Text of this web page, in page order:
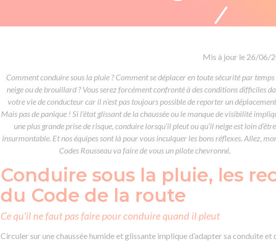
Voir tous les supports
Devenir enseignant de la conduite
Mis à jour le 26/06/
Comment conduire sous la pluie ? Comment se déplacer en toute sécurité par temps
neige ou de brouillard ? Vous serez forcément confronté à des conditions difficiles
votre vie de conducteur car il n’est pas toujours possible de reporter un
Mais pas de panique ! Si l’état glissant de la chaussée ou le manque de visibilité
une plus grande prise de risque, conduire lorsqu’il pleut ou qu’il neige est loin d’être
insurmontable. Et nos équipes sont là pour vous inculquer les bons réflexes. Allez,
Codes Rousseau va faire de vous un pilote chevronné.
Conduire sous la pluie, les
du Code de la route
Ce qu'il ne faut pas faire pour conduire quand il pleut
Circuler sur une chaussée humide et glissante implique d’adapter sa conduite